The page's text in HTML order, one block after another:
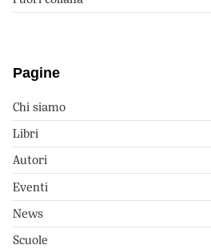
Pagine
Chi siamo
Libri
Autori
Eventi
News
Scuole